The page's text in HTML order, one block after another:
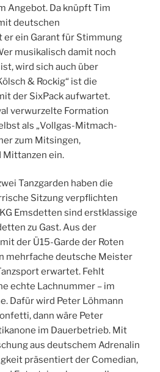
Angebot. Da knüpft Tim
deutschen
er ein Garant für Stimmung
musikalisch damit noch
wird sich auch über
& Rockig“ ist die
der SixPack aufwartet.
verwurzelte Formation
als „Vollgas-Mitmach-
zum Mitsingen,
Mittanzen ein.
Tanzgarden haben die
Sitzung verpflichten
Emsdetten sind erstklassige
zu Gast. Aus der
der Ü15-Garde der Roten
mehrfache deutsche Meister
erwartet. Fehlt
echte Lachnummer – im
Dafür wird Peter Löhmann
dann wäre Peter
im Dauerbetrieb. Mit
aus deutschem Adrenalin
präsentiert der Comedian,